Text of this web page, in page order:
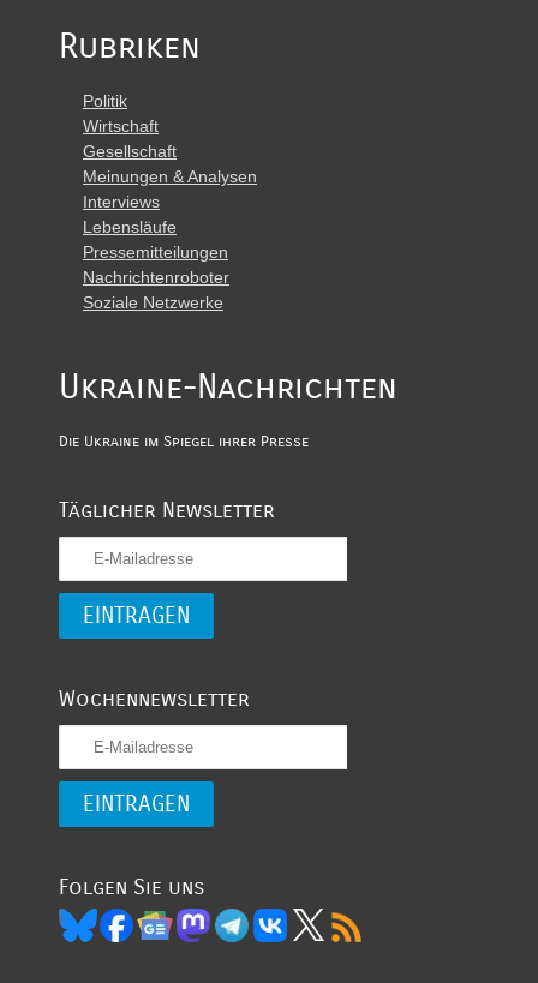
Rubriken
Politik
Wirtschaft
Gesellschaft
Meinungen & Analysen
Interviews
Lebensläufe
Pressemitteilungen
Nachrichtenroboter
Soziale Netzwerke
Ukraine-Nachrichten
Die Ukraine im Spiegel ihrer Presse
Täglicher Newsletter
Wochennewsletter
Folgen Sie uns